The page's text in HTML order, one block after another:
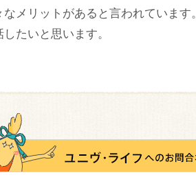
なメリットがあると言われていま
たいと思います。